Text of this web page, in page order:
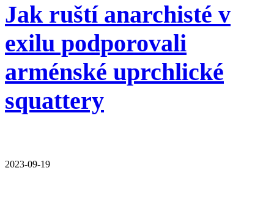
Jak ruští anarchisté v
exilu podporovali
arménské uprchlické
squattery
2023-09-19